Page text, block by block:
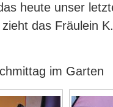
heute unser
das Fräulein
im Garten